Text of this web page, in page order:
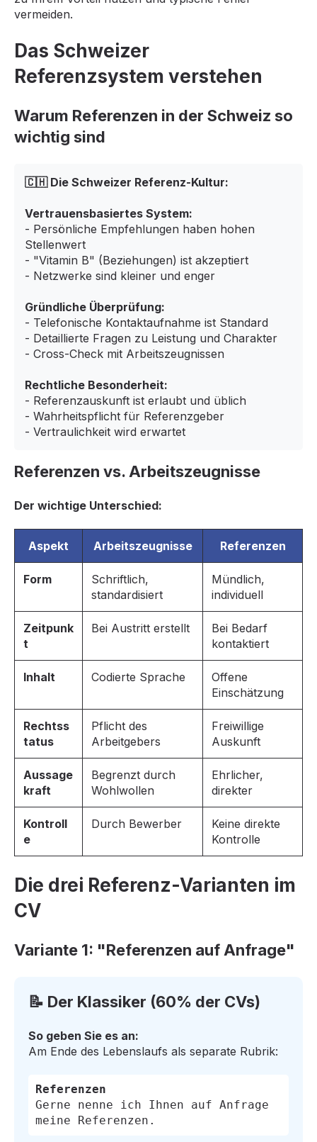
vermeiden.
Das Schweizer
Referenzsystem verstehen
Warum Referenzen in der Schweiz so
wichtig sind
🇨🇭 Die Schweizer Referenz-Kultur:
Vertrauensbasiertes System:
- Persönliche Empfehlungen haben hohen
Stellenwert
- "Vitamin B" (Beziehungen) ist akzeptiert
- Netzwerke sind kleiner und enger
Gründliche Überprüfung:
- Telefonische Kontaktaufnahme ist Standard
- Detaillierte Fragen zu Leistung und Charakter
- Cross-Check mit Arbeitszeugnissen
Rechtliche Besonderheit:
- Referenzauskunft ist erlaubt und üblich
- Wahrheitspflicht für Referenzgeber
- Vertraulichkeit wird erwartet
Referenzen vs. Arbeitszeugnisse
Der wichtige Unterschied:
Aspekt Arbeitszeugnisse Referenzen
Form
Schriftlich,
standardisiert
Mündlich,
individuell
Zeitpunk
t
Bei Austritt erstellt
Bei Bedarf
kontaktiert
Inhalt Codierte Sprache
Offene
Einschätzung
Rechtss
tatus
Pflicht des
Arbeitgebers
Freiwillige
Auskunft
Aussage
kraft
Begrenzt durch
Wohlwollen
Ehrlicher,
direkter
Kontroll
e
Durch Bewerber
Keine direkte
Kontrolle
Die drei Referenz-Varianten im
CV
Variante 1: "Referenzen auf Anfrage"
📝 Der Klassiker (60% der CVs)
So geben Sie es an:
Am Ende des Lebenslaufs als separate Rubrik:
Referenzen
Gerne nenne ich Ihnen auf Anfrage
meine Referenzen.